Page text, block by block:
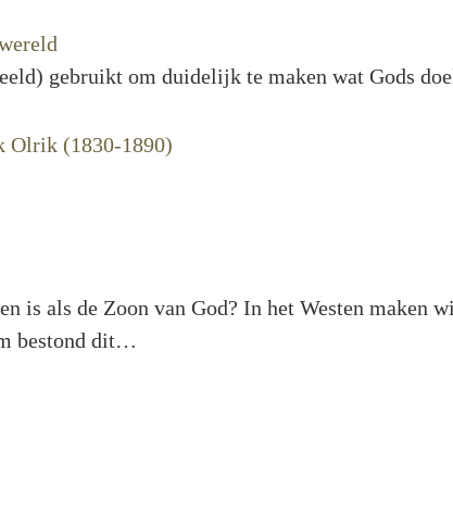
gebruikt om duidelijk te maken wat Gods
is als de Zoon van God? In het Westen maken
bestond dit…